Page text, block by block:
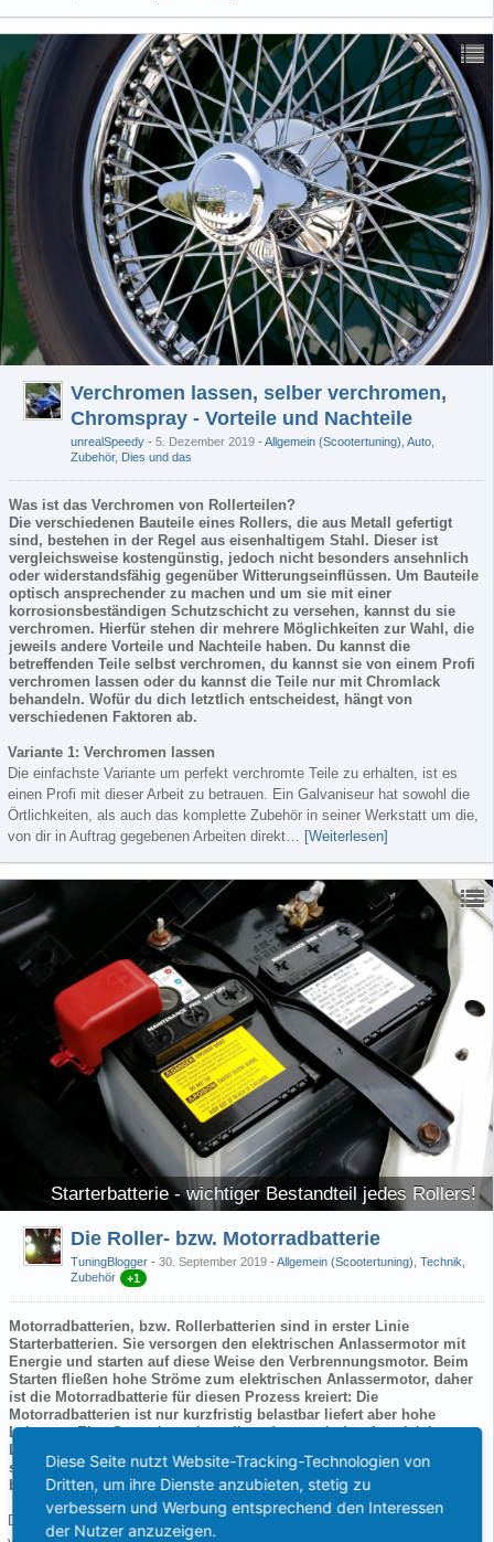
Verchromen lassen, selber verchromen,
Chromspray - Vorteile und Nachteile
unrealSpeedy 5. Dezember 2019 - Allgemein (Scootertuning) Auto
Zubehör, Dies und das
Was ist das Verchromen von Rollerteilen?
Die verschiedenen Bauteile eines Rollers, die aus Metall gefertigt
sind, bestehen in der Regel aus eisenhaltigem Stahl. Dieser ist
vergleichsweise kostengünstig, jedoch nicht besonders ansehnlich
oder widerstandsfähig gegenüber Witterungseinflüssen. Um Bauteile
optisch ansprechender zu machen und um sie mit einer
korrosionsbeständigen Schutzschicht zu versehen, kannst du sie
verchromen. Hierfür stehen dir mehrere Möglichkeiten zur Wahl, die
jeweils andere Vorteile und Nachteile haben. Du kannst die
betreffenden Teile selbst verchromen, du kannst sie von einem Profi
verchromen lassen oder du kannst die Teile nur mit Chromlack
behandeln. Wofür du dich letztlich entscheidest, hängt von
verschiedenen Faktoren ab.
Variante 1: Verchromen lassen
Die einfachste Variante um perfekt verchromte Teile zu erhalten, ist es
einen Profi mit dieser Arbeit zu betrauen. Ein Galvaniseur hat sowohl die
Örtlichkeiten, als auch das komplette Zubehör in seiner Werkstatt um die,
von dir in Auftrag gegebenen Arbeiten direkt… [Weiterlesen]
Starterbatterie - wichtiger Bestandteil jedes Rollers!
Die Roller- bzw. Motorradbatterie
TuningBlogger 30. September 2019 - Allgemein (Scootertuning) Technik
Zubehör
+1
Motorradbatterien, bzw. Rollerbatterien sind in erster Linie
Starterbatterien. Sie versorgen den elektrischen Anlassermotor mit
Energie und starten auf diese Weise den Verbrennungsmotor. Beim
Starten fließen hohe Ströme zum elektrischen Anlassermotor, daher
ist die Motorradbatterie für diesen Prozess kreiert: Die
Motorradbatterien ist nur kurzfristig belastbar liefert aber hohe
Leistung. Eine Starterbatterie stellt zudem auch den Ausgleich von
Lastspitzen sicher und stellt die Versorgung elektrischer Verbraucher
sicher, wenn die Lichtmaschine nicht ausreichend Energie
bereitstellt.
Die Kapazität (auch Ladungsträgerkapazität oder Nennladung) gibt die
Diese Seite nutzt Website-Tracking-Technologien von
Dritten, um ihre Dienste anzubieten, stetig zu
verbessern und Werbung entsprechend den Interessen
der Nutzer anzuzeigen.